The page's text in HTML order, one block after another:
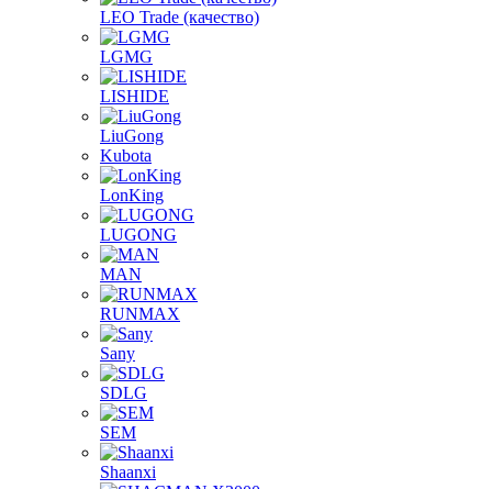
LEO Trade (качество)
LGMG
LISHIDE
LiuGong
Kubota
LonKing
LUGONG
MAN
RUNMAX
Sany
SDLG
SEM
Shaanxi